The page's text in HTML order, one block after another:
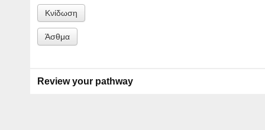
Κνίδωση
Άσθμα
Review your pathway